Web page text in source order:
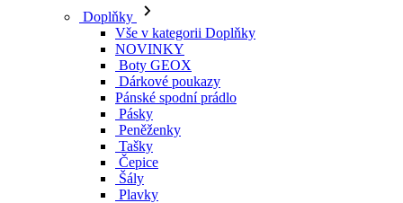
Doplňky
Vše v kategorii Doplňky
NOVINKY
Boty GEOX
Dárkové poukazy
Pánské spodní prádlo
Pásky
Peněženky
Tašky
Čepice
Šály
Plavky